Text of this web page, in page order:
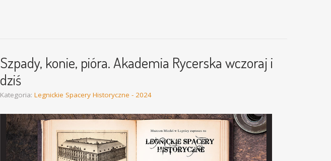
Szpady, konie, pióra. Akademia Rycerska wczoraj i
dziś
Kategoria: Legnickie Spacery Historyczne - 2024